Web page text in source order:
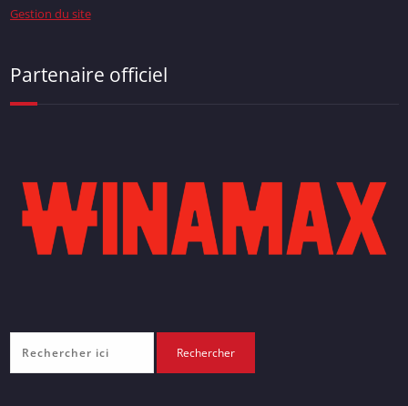
Gestion du site
Partenaire officiel